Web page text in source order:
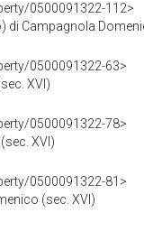
0500091322-112>
di Campagnola
0500091322-63>
XVI)
0500091322-78>
XVI)
0500091322-81>
(sec. XVI)